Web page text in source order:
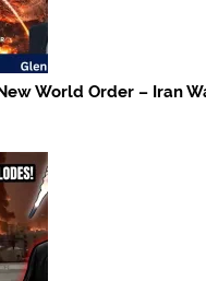
World Order – Iran